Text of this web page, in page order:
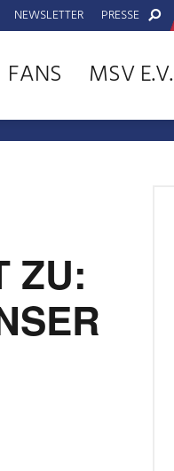
NEWSLETTER PRESSE
FANS MSV E.V.
ZU: